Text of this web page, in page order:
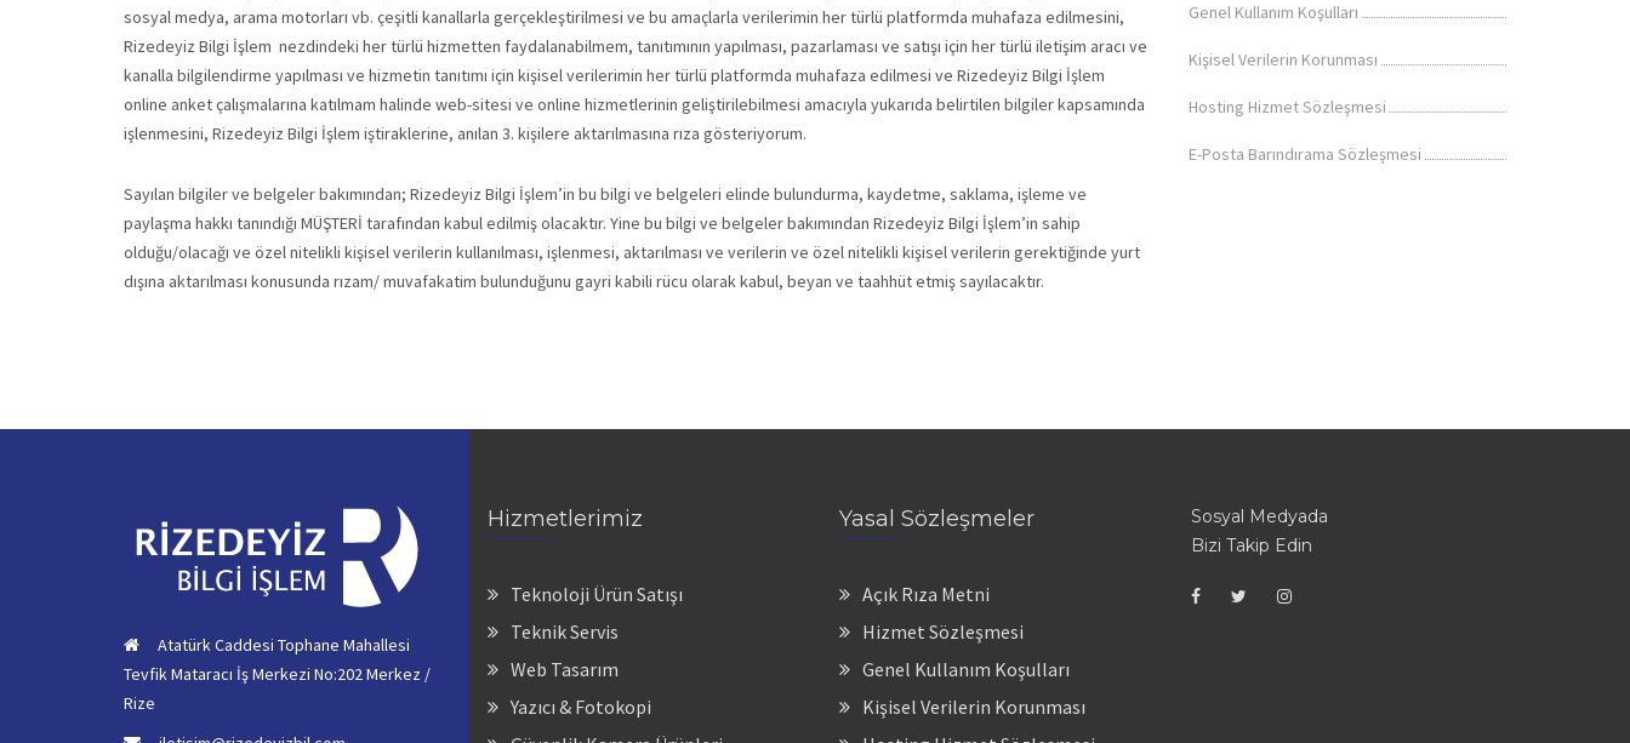
sosyal medya, arama motorları vb. çeşitli kanallarla gerçekleştirilmesi ve bu amaçlarla verilerimin her türlü platformda muhafaza edilmesini,
Rizedeyiz Bilgi İşlem nezdindeki her türlü hizmetten faydalanabilmem, tanıtımının yapılması, pazarlaması ve satışı için her türlü iletişim aracı ve
kanalla bilgilendirme yapılması ve hizmetin tanıtımı için kişisel verilerimin her türlü platformda muhafaza edilmesi ve Rizedeyiz Bilgi İşlem
online anket çalışmalarına katılmam halinde web-sitesi ve online hizmetlerinin geliştirilebilmesi amacıyla yukarıda belirtilen bilgiler kapsamında
işlenmesini, Rizedeyiz Bilgi İşlem iştiraklerine, anılan 3. kişilere aktarılmasına rıza gösteriyorum.
Sayılan bilgiler ve belgeler bakımından; Rizedeyiz Bilgi İşlem’in bu bilgi ve belgeleri elinde bulundurma, kaydetme, saklama, işleme ve
paylaşma hakkı tanındığı MÜŞTERİ tarafından kabul edilmiş olacaktır. Yine bu bilgi ve belgeler bakımından Rizedeyiz Bilgi İşlem’in sahip
olduğu/olacağı ve özel nitelikli kişisel verilerin kullanılması, işlenmesi, aktarılması ve verilerin ve özel nitelikli kişisel verilerin gerektiğinde yurt
dışına aktarılması konusunda rızam/ muvafakatim bulunduğunu gayri kabili rücu olarak kabul, beyan ve taahhüt etmiş sayılacaktır.
Genel Kullanım Koşulları
Kişisel Verilerin Korunması
Hosting Hizmet Sözleşmesi
E-Posta Barındırama Sözleşmesi
Atatürk Caddesi Tophane Mahallesi
Tevfik Mataracı İş Merkezi No:202 Merkez /
Rize
Hizmetlerimiz
Teknoloji Ürün Satışı
Teknik Servis
Web Tasarım
Yazıcı & Fotokopi
Yasal Sözleşmeler
Açık Rıza Metni
Hizmet Sözleşmesi
Genel Kullanım Koşulları
Kişisel Verilerin Korunması
Sosyal Medyada
Bizi Takip Edin